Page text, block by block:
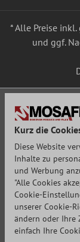
* Alle Preise
und ggf.
Kurz die
Diese Website
Inhalte zu
und Werbung
"Alle Cookies
Cookie-
unserer Cookie-
ändern oder Ihre
einfach Ihre